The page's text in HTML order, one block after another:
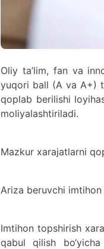
Oliy ta’lim, fan va
yuqori ball (A va A+)
qoplab berilishi
moliyalashtiriladi.
Mazkur xarajatlarni
Ariza beruvchi imtihon
Imtihon topshirish
qabul qilish